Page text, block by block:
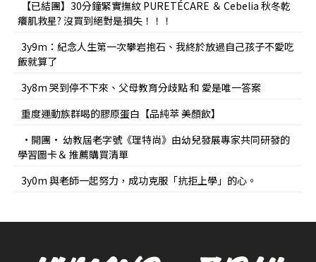
【已結團】30分鐘緊實撫紋 PURETÉCARE ＆ Cebelia 秋冬乾
癢肌救星? 沒買到絕對是損失！！！
3y9m：紀念人生第一次攀岩抱石、我終於放過自己孩子不愛吃
飯就算了
3y8m 哭到停不下來、父母教育分歧點 和 愛是唯一答案
重度運動族群喝的膠原蛋白【品純萃 美顏飲】
•開團• 幼教屆老字號《理特尚》由幼兒發展專家共同研發的
學習圖卡＆ 推薦購買清單
3y0m 與老師一起努力，成功克服「抗拒上學」的心。